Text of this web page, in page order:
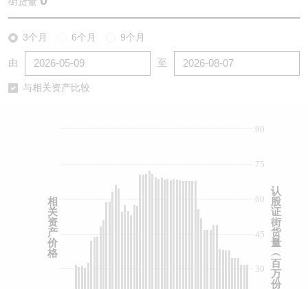
3个月 6个月 9个月
由 至
与相关资产比较
30
45
60
75
90
认
股
证
街
货
量
︵
百
万
份
相
关
资
产
价
格
认股证/牛熊证日志
牛熊证到期结算价查找
牛熊证文件及公告 (瑞信)
中资ETFs溢价比较
收市竞价变化